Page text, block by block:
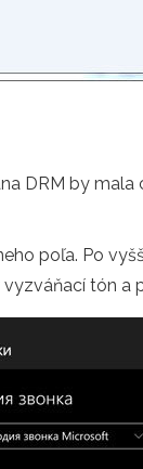
DRM by
poľa. Po
tón a